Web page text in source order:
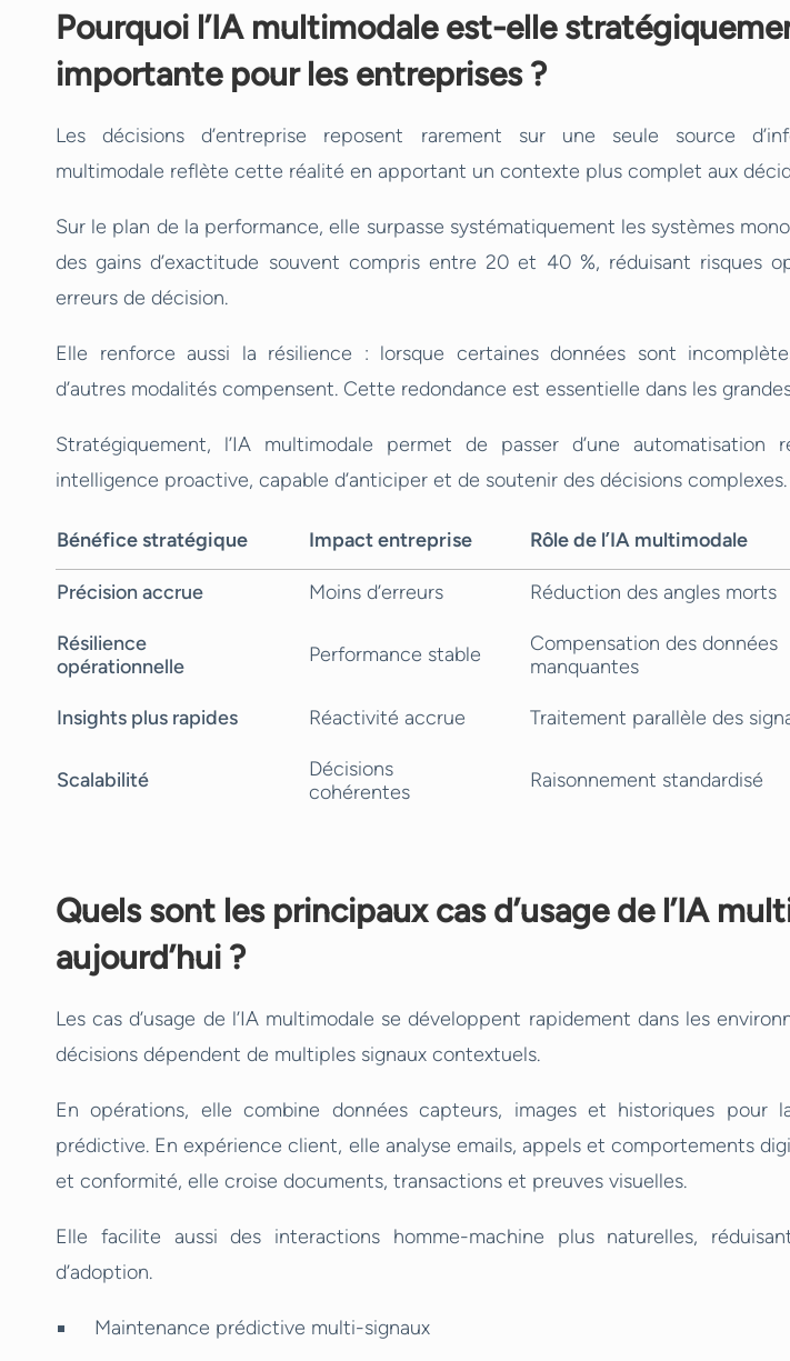
Pourquoi l’IA multimodale est-elle
importante pour les entreprises ?
Les décisions d’entreprise reposent rarement sur une seule source
multimodale reflète cette réalité en apportant un contexte plus complet aux
Sur le plan de la performance, elle surpasse systématiquement les systèmes
des gains d’exactitude souvent compris entre 20 et 40 %, réduisant risques
erreurs de décision.
Elle renforce aussi la résilience : lorsque certaines données sont
d’autres modalités compensent. Cette redondance est essentielle dans les
Stratégiquement, l’IA multimodale permet de passer d’une automatisation
intelligence proactive, capable d’anticiper et de soutenir des décisions complexes.
Bénéfice stratégique Impact entreprise Rôle de l’IA multimodale
Précision accrue Moins d’erreurs Réduction des angles morts
Résilience
opérationnelle
Performance stable
Compensation des données
manquantes
Insights plus rapides Réactivité accrue Traitement parallèle des
Scalabilité
Décisions
cohérentes
Raisonnement standardisé
Quels sont les principaux cas d’usage de l’IA
aujourd’hui ?
Les cas d’usage de l’IA multimodale se développent rapidement dans les
décisions dépendent de multiples signaux contextuels.
En opérations, elle combine données capteurs, images et historiques pour
prédictive. En expérience client, elle analyse emails, appels et comportements
et conformité, elle croise documents, transactions et preuves visuelles.
Elle facilite aussi des interactions homme-machine plus naturelles,
d’adoption.
Maintenance prédictive multi-signaux